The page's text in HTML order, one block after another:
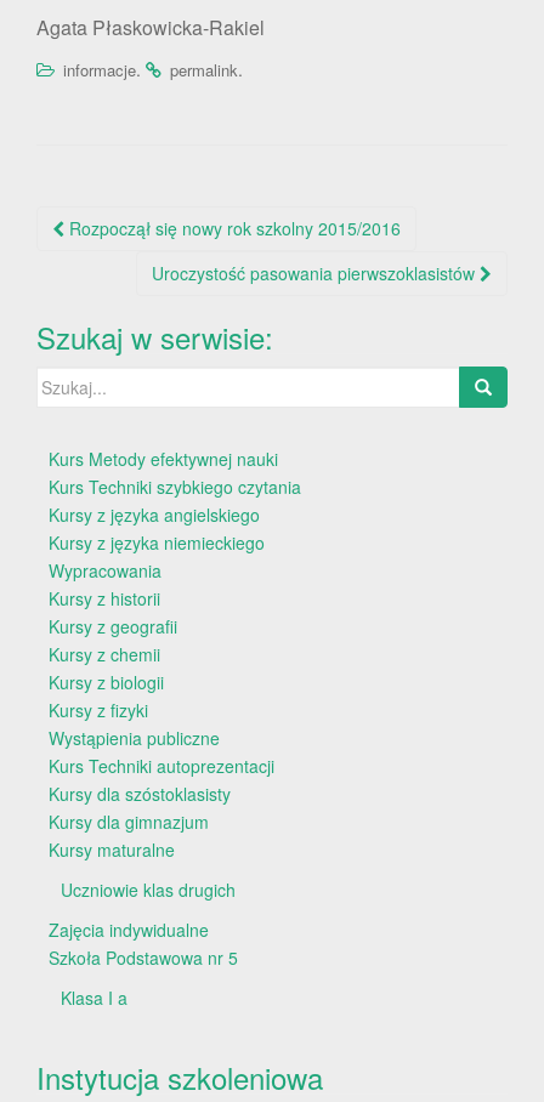
Agata Płaskowicka-Rakiel
informacje. permalink.
Nawigacja
Rozpoczął się nowy rok szkolny 2015/2016
Uroczystość pasowania pierwszoklasistów
Szukaj w serwisie:
Szukaj:
Kurs Metody efektywnej nauki
Kurs Techniki szybkiego czytania
Kursy z języka angielskiego
Kursy z języka niemieckiego
Wypracowania
Kursy z historii
Kursy z geografii
Kursy z chemii
Kursy z biologii
Kursy z fizyki
Wystąpienia publiczne
Kurs Techniki autoprezentacji
Kursy dla szóstoklasisty
Kursy dla gimnazjum
Kursy maturalne
Uczniowie klas drugich
Zajęcia indywidualne
Szkoła Podstawowa nr 5
Klasa I a
Instytucja szkoleniowa